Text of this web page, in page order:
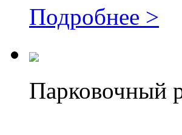
Подробнее >
Парковочный